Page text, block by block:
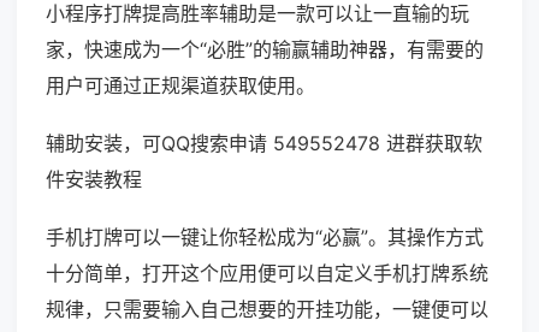
小程序打牌提高胜率辅助是一款可以让一直输的玩
家，快速成为一个“必胜”的输赢辅助神器，有需要的
用户可通过正规渠道获取使用。
辅助安装，可QQ搜索申请 549552478 进群获取软
件安装教程
手机打牌可以一键让你轻松成为“必赢”。其操作方式
十分简单，打开这个应用便可以自定义手机打牌系统
规律，只需要输入自己想要的开挂功能，一键便可以